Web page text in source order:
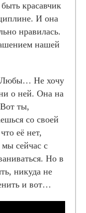
красавчик
И она
нравилась.
нашей
Любы… Не хочу
о ней. Она на
ты,
со своей
её нет,
сейчас с
Но в
никуда не
и вот…